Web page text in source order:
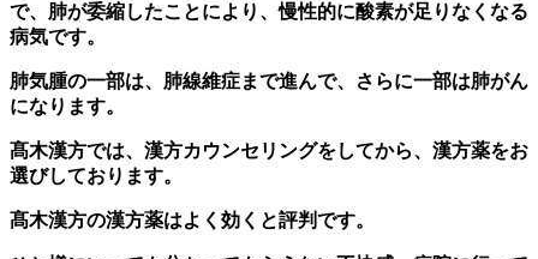
で、肺が委縮したことにより、慢性的に酸素が足りなくなる
病気です。
肺気腫の一部は、肺線維症まで進んで、さらに一部は肺がん
になります。
髙木漢方では、漢方カウンセリングをしてから、漢方薬をお
選びしております。
髙木漢方の漢方薬はよく効くと評判です。